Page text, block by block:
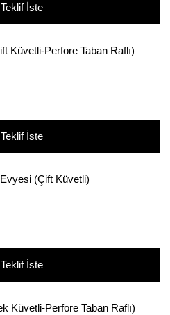
Teklif İste
Küvetli-Perfore Taban Raflı)
Teklif İste
(Çift Küvetli)
Teklif İste
Küvetli-Perfore Taban Raflı)